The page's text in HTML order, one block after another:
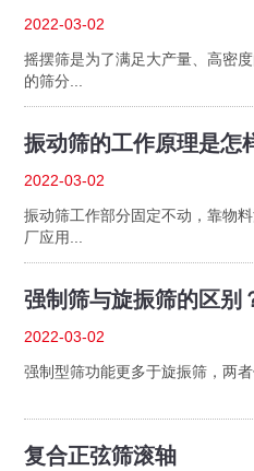
2022-03-02
摇摆筛是为了满足大产量、高密
的筛分...
振动筛的工作原理是怎
2022-03-02
振动筛工作部分固定不动，靠物
厂应用...
强制筛与旋振筛的区别
2022-03-02
强制型筛功能更多于旋振筛，两者
复合正弦筛滚轴